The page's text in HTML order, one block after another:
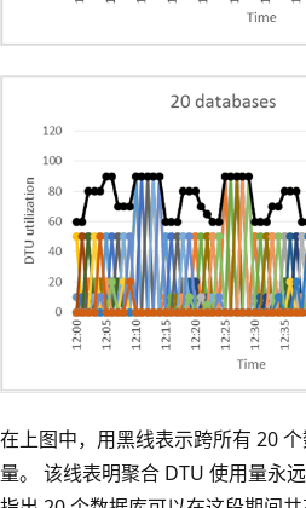
在上图中，用黑线表示跨所有 20
量。 该线表明聚合 DTU 使用量永